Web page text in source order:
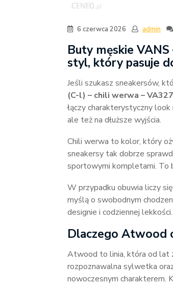
6 czerwca 2026 admin
Buty męskie
styl, który pasuje
Jeśli szukasz sneakersów,
(C-l) – chili werwa –
łączy charakterystyczny
ale też na dłuższe wyjścia.
Chili werwa to kolor, który
sneakersy tak dobrze
sportowymi kompletami. To
W przypadku obuwia liczy
myślą o swobodnym
designie i codziennej lekkości.
Dlaczego Atwood
Atwood to linia, która od lat
rozpoznawalna sylwetka
nowoczesnym charakterem.